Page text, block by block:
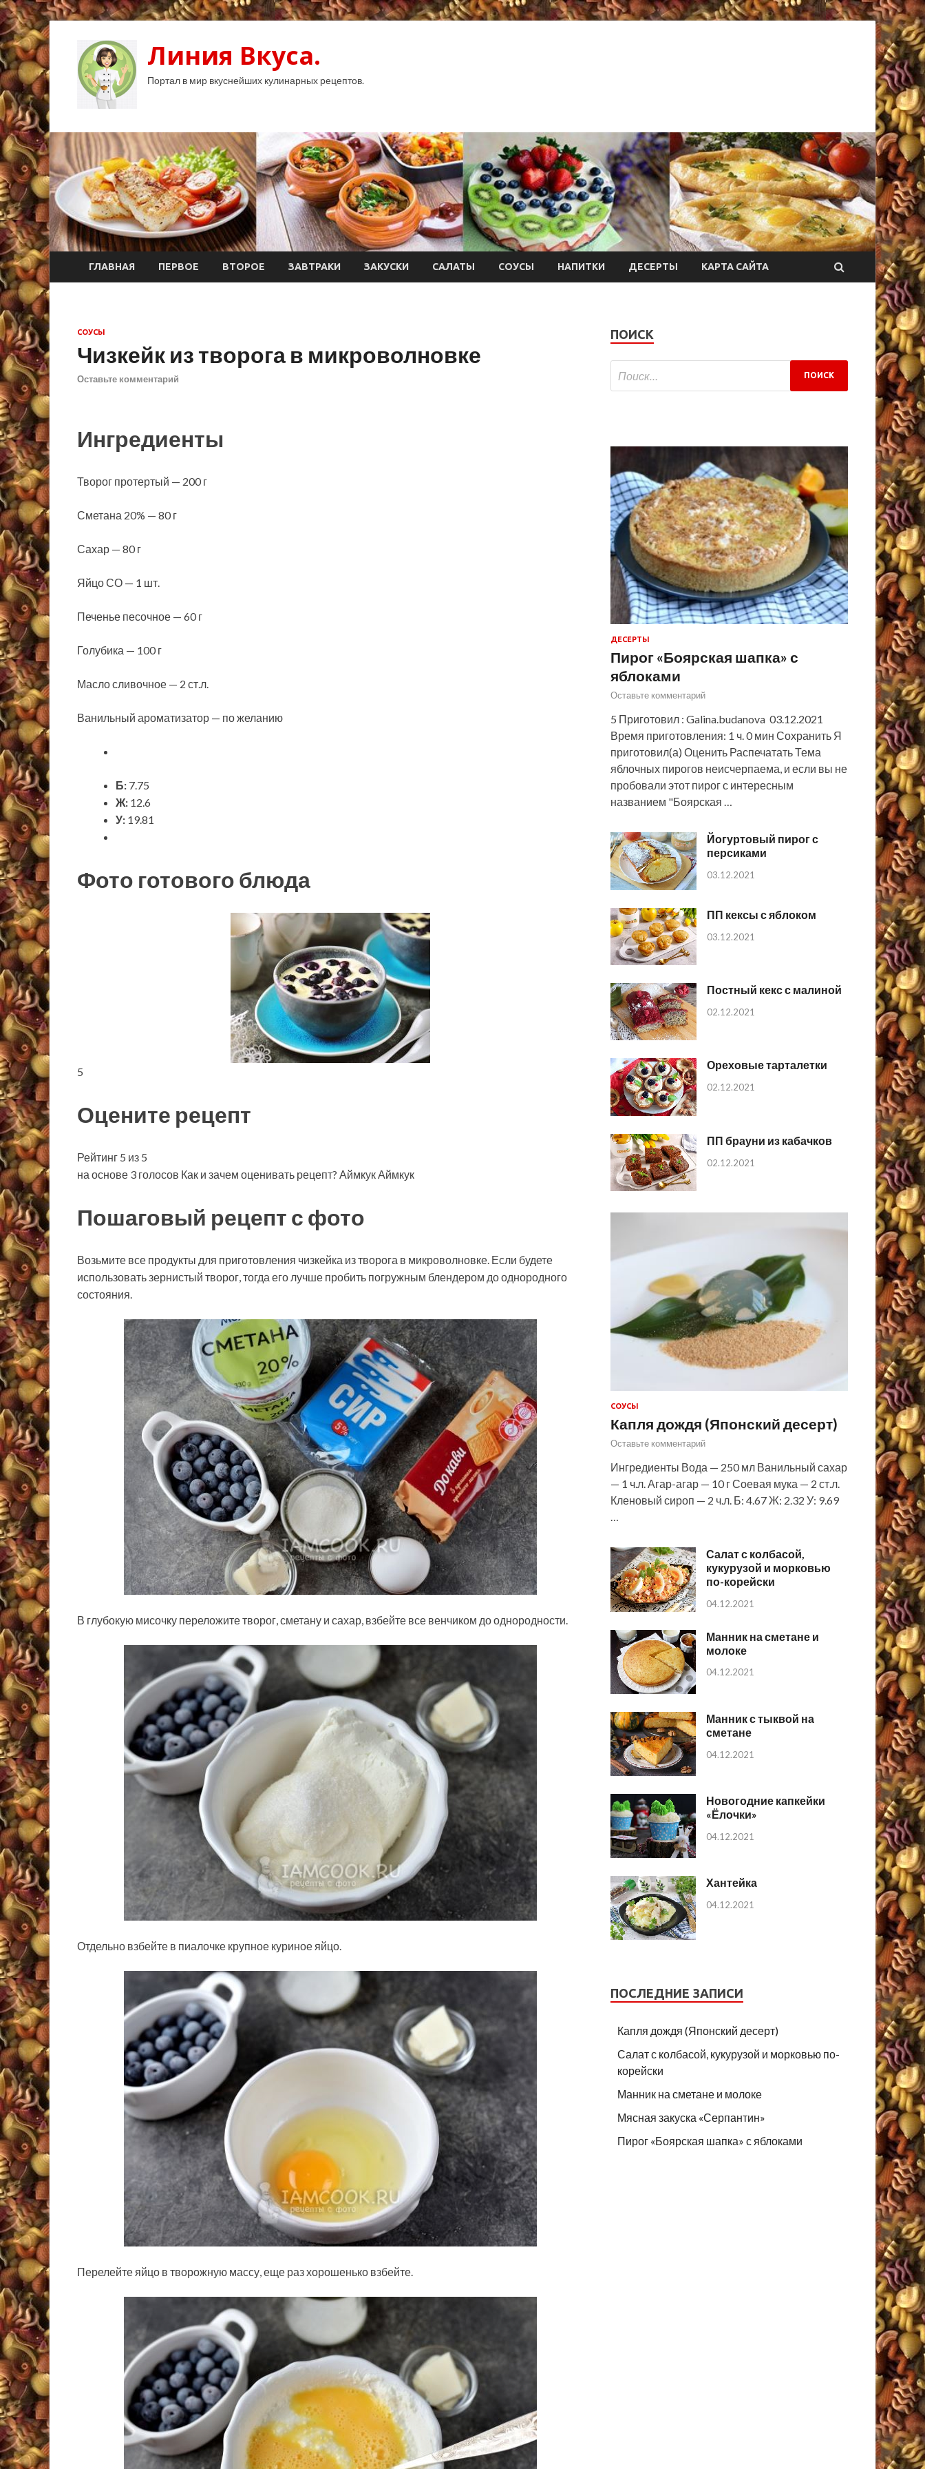
Линия Вкуса.
Портал в мир вкуснейших кулинарных рецептов.
ГЛАВНАЯ ПЕРВОЕ ВТОРОЕ ЗАВТРАКИ ЗАКУСКИ САЛАТЫ СОУСЫ НАПИТКИ ДЕСЕРТЫ КАРТА САЙТА
СОУСЫ
Чизкейк из творога в микроволновке
Оставьте комментарий
Ингредиенты
Творог протертый — 200 г
Сметана 20% — 80 г
Сахар — 80 г
Яйцо СО — 1 шт.
Печенье песочное — 60 г
Голубика — 100 г
Масло сливочное — 2 ст.л.
Ванильный ароматизатор — по желанию
Б: 7.75
Ж: 12.6
У: 19.81
Фото готового блюда
5
Оцените рецепт
Рейтинг 5 из 5
на основе 3 голосов Как и зачем оценивать рецепт? Аймкук Аймкук
Пошаговый рецепт с фото
Возьмите все продукты для приготовления чизкейка из творога в микроволновке. Если будете
использовать зернистый творог, тогда его лучше пробить погружным блендером до однородного
состояния.
В глубокую мисочку переложите творог, сметану и сахар, взбейте все венчиком до однородности.
Отдельно взбейте в пиалочке крупное куриное яйцо.
Перелейте яйцо в творожную массу, еще раз хорошенько взбейте.
ПОИСК
ДЕСЕРТЫ
Пирог «Боярская шапка» с
яблоками
Оставьте комментарий
5 Приготовил : Galina.budanova 03.12.2021
Время приготовления: 1 ч. 0 мин Сохранить Я
приготовил(а) Оценить Распечатать Тема
яблочных пирогов неисчерпаема, и если вы не
пробовали этот пирог с интересным
названием "Боярская …
Йогуртовый пирог с
персиками
03.12.2021
ПП кексы с яблоком
03.12.2021
Постный кекс с малиной
02.12.2021
Ореховые тарталетки
02.12.2021
ПП брауни из кабачков
02.12.2021
СОУСЫ
Капля дождя (Японский десерт)
Оставьте комментарий
Ингредиенты Вода — 250 мл Ванильный сахар
— 1 ч.л. Агар-агар — 10 г Соевая мука — 2 ст.л.
Кленовый сироп — 2 ч.л. Б: 4.67 Ж: 2.32 У: 9.69
…
Салат с колбасой,
кукурузой и морковью
по-корейски
04.12.2021
Манник на сметане и
молоке
04.12.2021
Манник с тыквой на
сметане
04.12.2021
Новогодние капкейки
«Ёлочки»
04.12.2021
Хантейка
04.12.2021
ПОСЛЕДНИЕ ЗАПИСИ
Капля дождя (Японский десерт)
Салат с колбасой, кукурузой и морковью по-
корейски
Манник на сметане и молоке
Мясная закуска «Серпантин»
Пирог «Боярская шапка» с яблоками